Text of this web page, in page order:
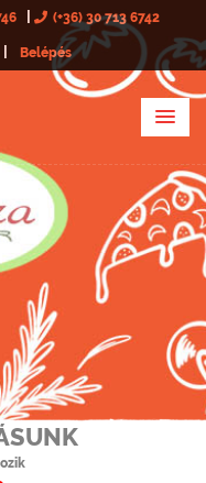
(+36) 30 713 6742
Belépés